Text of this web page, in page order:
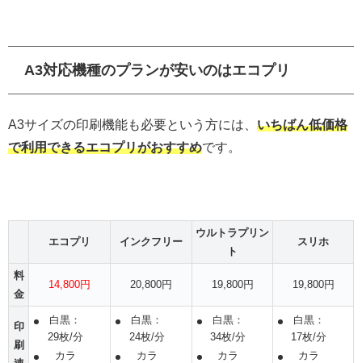
A3対応機種のプランが安いのはエコプリ
A3サイズの印刷機能も必要という方には、 いちばん低価格
で利用できるエコプリがおすすめです。
エコプリ インクフリー
ウルトラプリン
ト
スリホ
料
金
14,800円 20,800円 19,800円 19,800円
印
刷
白黒：
29枚/分
カラ
白黒：
24枚/分
カラ
白黒：
34枚/分
カラ
白黒：
17枚/分
カラ